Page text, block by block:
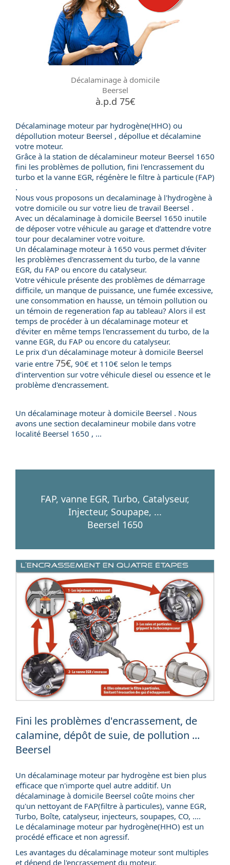
Décalaminage à domicile
Beersel
à.p.d 75€
Décalaminage moteur par hydrogène(HHO) ou
dépollution moteur Beersel , dépollue et décalamine
votre moteur.
Grâce à la station de décalamineur moteur Beersel 1650
fini les problèmes de pollution, fini l'encrassement du
turbo et la vanne EGR, régénère le filtre à particule (FAP)
.
Nous vous proposons un decalaminage à l'hydrogène à
votre domicile ou sur votre lieu de travail Beersel .
Avec un décalaminage à domicile Beersel 1650 inutile
de déposer votre véhicule au garage et d’attendre votre
tour pour decalaminer votre voiture.
Un décalaminage moteur à 1650 vous permet d'éviter
les problèmes d'encrassement du turbo, de la vanne
EGR, du FAP ou encore du catalyseur.
Votre véhicule présente des problèmes de démarrage
difficile, un manque de puissance, une fumée excessive,
une consommation en hausse, un témoin pollution ou
un témoin de regeneration fap au tableau? Alors il est
temps de procéder à un décalaminage moteur et
d'éviter en même temps l'encrassement du turbo, de la
vanne EGR, du FAP ou encore du catalyseur.
Le prix d'un décalaminage moteur à domicile Beersel
varie entre 75€, 90€ et 110€ selon le temps
d'intervention sur votre véhicule diesel ou essence et le
problème d'encrassement.
Un décalaminage moteur à domicile Beersel . Nous
avons une section decalamineur mobile dans votre
localité Beersel 1650 , ...
FAP, vanne EGR, Turbo, Catalyseur,
Injecteur, Soupape, ...
Beersel 1650
Fini les problèmes d'encrassement, de
calamine, dépôt de suie, de pollution ...
Beersel
Un décalaminage moteur par hydrogène est bien plus
efficace que n'importe quel autre additif. Un
décalaminage à domicile Beersel coûte moins cher
qu'un nettoyant de FAP(filtre à particules), vanne EGR,
Turbo, Boîte, catalyseur, injecteurs, soupapes, CO, ....
Le décalaminage moteur par hydrogène(HHO) est un
procédé efficace et non agressif.
Les avantages du décalaminage moteur sont multiples
et dépend de l'encrassement du moteur.